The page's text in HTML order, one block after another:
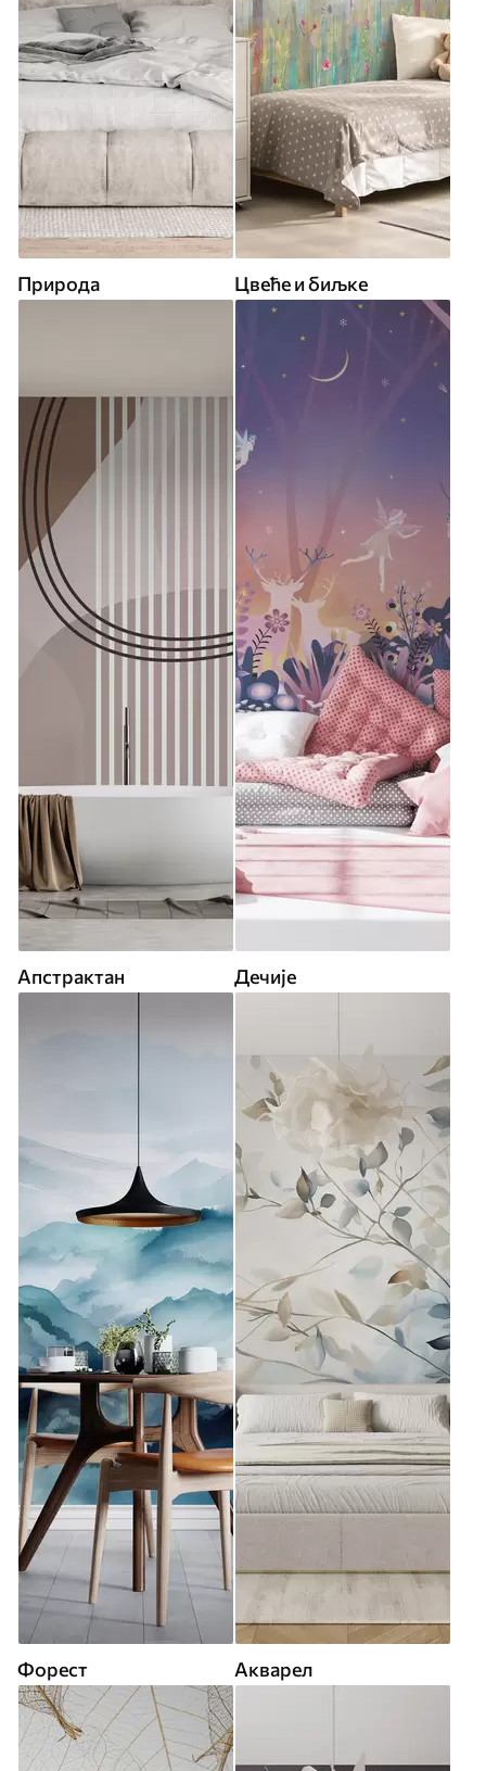
Природа Цвеће и биљке
Апстрактан Дечије
Форест Акварел